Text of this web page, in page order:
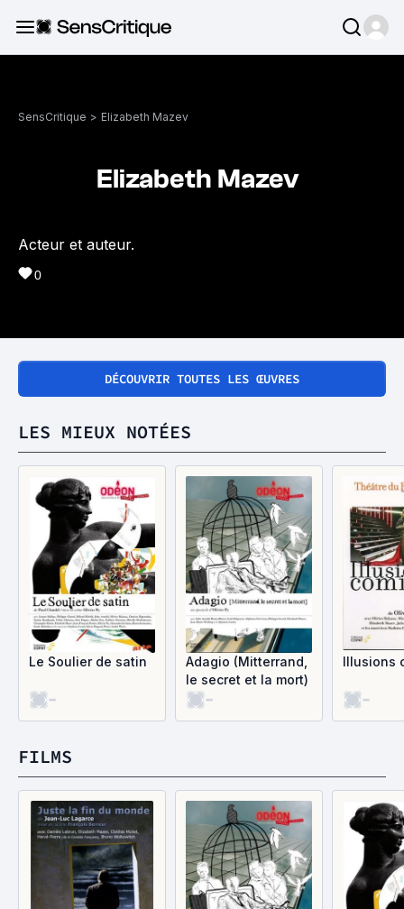
SensCritique > Elizabeth Mazev
Elizabeth Mazev
Acteur et auteur.
0
DÉCOUVRIR TOUTES LES ŒUVRES
LES MIEUX NOTÉES
Le Soulier de satin
-
Adagio (Mitterrand,
le secret et la mort)
-
Illusions
-
FILMS